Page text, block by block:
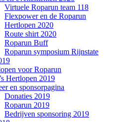
Virtuele Roparun team 118
Flexpower en de Roparun
Hertlopen 2020
Route shirt 2020
Roparun Buff
Roparun symposium Rijnstate
voor Roparun
Hertlopen 2019
en sponsorpagina
Donaties 2019
Roparun 2019
Bedrijven sponsoring 2019